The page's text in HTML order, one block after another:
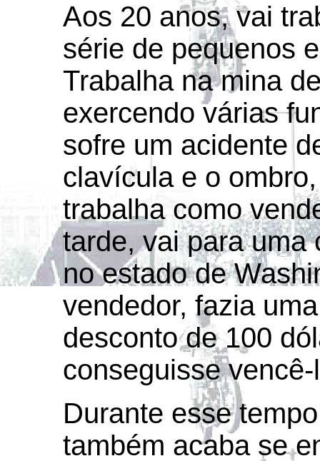
Aos 20 anos, vai
série de pequenos
Trabalha na mina
exercendo várias
sofre um acidente
clavícula e o
trabalha como
tarde, vai para uma
no estado de
vendedor, fazia
desconto de 100
conseguisse
Durante esse
também acaba se